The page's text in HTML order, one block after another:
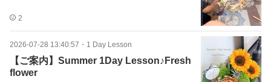
2
2026-07-28 13:40:57 ・ 1 Day Lesson
【ご案内】Summer 1Day Lesson♪Fresh
flower